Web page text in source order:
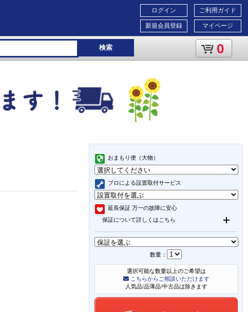
ご利用ガイド
マイページ
ログイン
新規会員登録
検索 0
おまもり便（大物）
プロによる設置取付サービス
延長保証 万一の故障に安心
保証について詳しくはこちら
数量：
選択可能な数量以上のご希望は
こちらからご相談いただけます
人気品/品薄品/中古品は除きます